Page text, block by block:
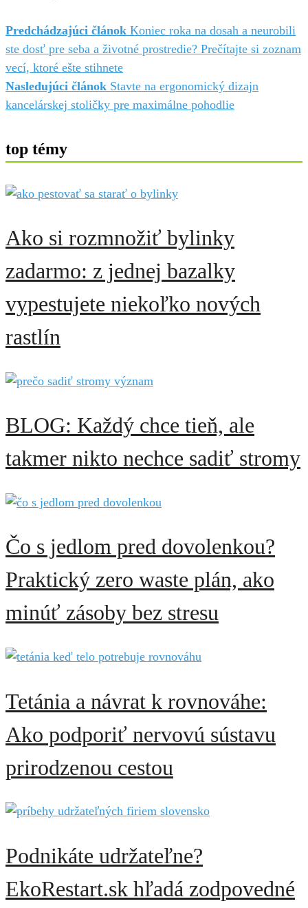
Predchádzajúci článok Koniec roka na dosah a neurobili
ste dosť pre seba a životné prostredie? Prečítajte si zoznam
vecí, ktoré ešte stihnete
Nasledujúci článok Stavte na ergonomický dizajn
kancelárskej stoličky pre maximálne pohodlie
top témy
Ako si rozmnožiť bylinky
zadarmo: z jednej bazalky
vypestujete niekoľko nových
rastlín
BLOG: Každý chce tieň, ale
takmer nikto nechce sadiť stromy
Čo s jedlom pred dovolenkou?
Praktický zero waste plán, ako
minúť zásoby bez stresu
Tetánia a návrat k rovnováhe:
Ako podporiť nervovú sústavu
prirodzenou cestou
Podnikáte udržateľne?
EkoRestart.sk hľadá zodpovedné